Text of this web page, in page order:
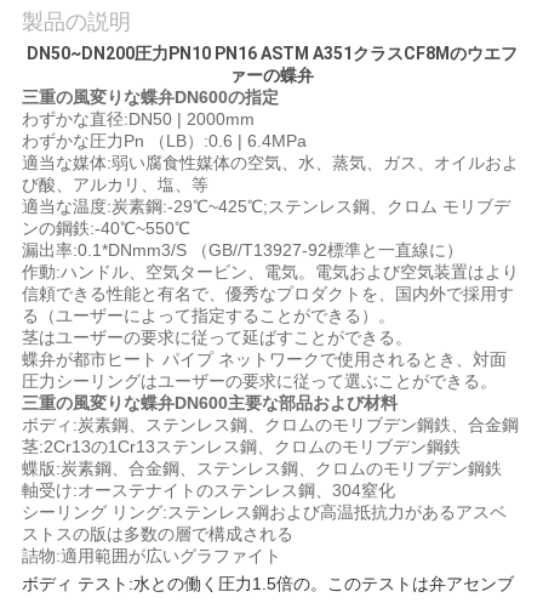
絡
し
な
さ
い
ニ
ュ
ー
ス
引
用
製品の説明
DN50~DN200圧力PN10 PN16 ASTM A351クラスCF8Mのウエフ
ァーの蝶弁
三重の風変りな蝶弁DN600の指定
わずかな直径:DN50 | 2000mm
わずかな圧力Pn （LB）:0.6 | 6.4MPa
適当な媒体:弱い腐食性媒体の空気、水、蒸気、ガス、オイルおよ
び酸、アルカリ、塩、等
適当な温度:炭素鋼:-29℃~425℃;ステンレス鋼、クロム モリブデ
ンの鋼鉄:-40℃~550℃
漏出率:0.1*DNmm3/S （GB//T13927-92標準と一直線に）
作動:ハンドル、空気タービン、電気。電気および空気装置はより
信頼できる性能と有名で、優秀なプロダクトを、国内外で採用す
る（ユーザーによって指定することができる）。
茎はユーザーの要求に従って延ばすことができる。
蝶弁が都市ヒート パイプ ネットワークで使用されるとき、対面
圧力シーリングはユーザーの要求に従って選ぶことができる。
三重の風変りな蝶弁DN600主要な部品および材料
ボディ:炭素鋼、ステンレス鋼、クロムのモリブデン鋼鉄、合金鋼
茎:2Cr13の1Cr13ステンレス鋼、クロムのモリブデン鋼鉄
蝶版:炭素鋼、合金鋼、ステンレス鋼、クロムのモリブデン鋼鉄
軸受け:オーステナイトのステンレス鋼、304窒化
シーリング リング:ステンレス鋼および高温抵抗力があるアスベ
ストスの版は多数の層で構成される
詰物:適用範囲が広いグラファイト
ボディ テスト:水との働く圧力1.5倍の。このテストは弁アセンブ